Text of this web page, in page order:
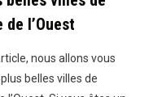
de l’Ouest
nous allons vous
belles villes de